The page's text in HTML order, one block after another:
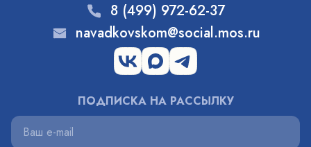
8 (499) 972-62-37
navadkovskom@social.mos.ru
ПОДПИСКА НА РАССЫЛКУ